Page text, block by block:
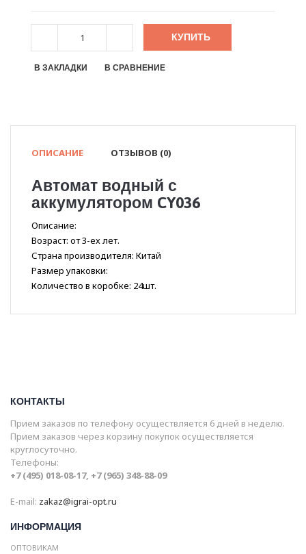
КУПИТЬ
В ЗАКЛАДКИ В СРАВНЕНИЕ
ОПИСАНИЕ ОТЗЫВОВ (0)
Автомат водный с
аккумулятором CY036
Описание:
Возраст: от 3-ех лет.
Страна производителя: Китай
Размер упаковки:
Количество в коробке: 24шт.
КОНТАКТЫ
Прием заказов по телефону осуществляется 6 дней в неделю.
Прием заказов через корзину покупок осуществляется
круглосуточно.
Телефоны:
+7 (495) 018-08-17, +7 (965) 348-88-09
E-mail: zakaz@igrai-opt.ru
ИНФОРМАЦИЯ
ОПТОВИКАМ